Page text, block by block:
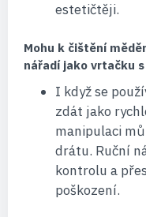
estetičtěji.
Mohu k čištění
nářadí jako vrtačku
I když se
zdát jako
manipulaci
drátu. Ruční
kontrolu a
poškození.